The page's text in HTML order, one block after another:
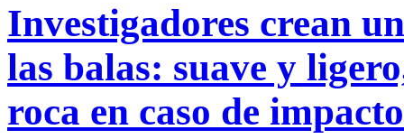
Investigadores crean
las balas: suave y
roca en caso de impacto